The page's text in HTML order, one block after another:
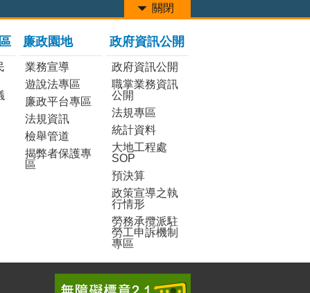
關閉
廉政園地
業務宣導
遊說法專區
廉政平台專區
法規資訊
檢舉管道
揭弊者保護專
區
政府資訊公開
政府資訊公開
職掌業務資訊
公開
法規專區
統計資料
大地工程處
SOP
預決算
政策宣導之執
行情形
勞務承攬派駐
勞工申訴機制
專區